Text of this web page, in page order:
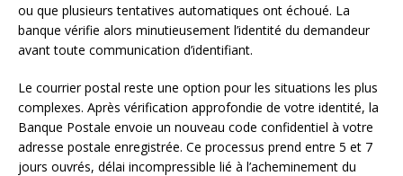
ou que plusieurs tentatives automatiques ont échoué. La
banque vérifie alors minutieusement l’identité du demandeur
avant toute communication d’identifiant.
Le courrier postal reste une option pour les situations les plus
complexes. Après vérification approfondie de votre identité, la
Banque Postale envoie un nouveau code confidentiel à votre
adresse postale enregistrée. Ce processus prend entre 5 et 7
jours ouvrés, délai incompressible lié à l’acheminement du